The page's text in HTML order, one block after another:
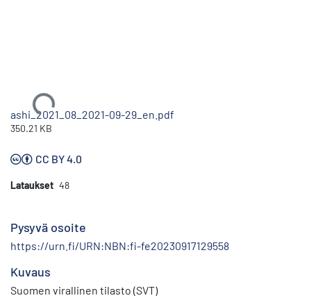
Ladataan...
ashi_2021_08_2021-09-29_en.pdf
350.21 KB
CC BY 4.0
Lataukset 48
Pysyvä osoite
https://urn.fi/URN:NBN:fi-fe20230917129558
Kuvaus
Suomen virallinen tilasto (SVT)